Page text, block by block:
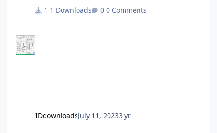
περιοδικές δηλώσεις και το έντυπο Ε3 (όπως
1 Downloads 0 Comments
IDdownloadsJuly 11, 20233 yr